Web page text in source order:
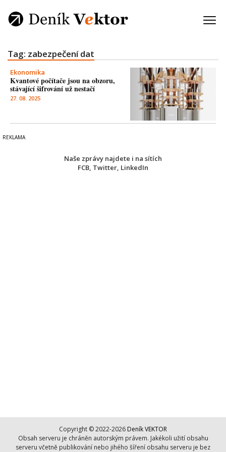
Tag: zabezpečení dat
Ekonomika
Kvantové počítače jsou na obzoru,
stávající šifrování už nestačí
27. 08. 2025
Naše zprávy najdete i na sítích
FCB, Twitter, LinkedIn
Copyright © 2022-2026 Deník VEKTOR
Obsah serveru je chráněn autorským právem. Jakékoli užití obsahu
serveru včetně publikování nebo jihého šíření obsahu serveru je bez